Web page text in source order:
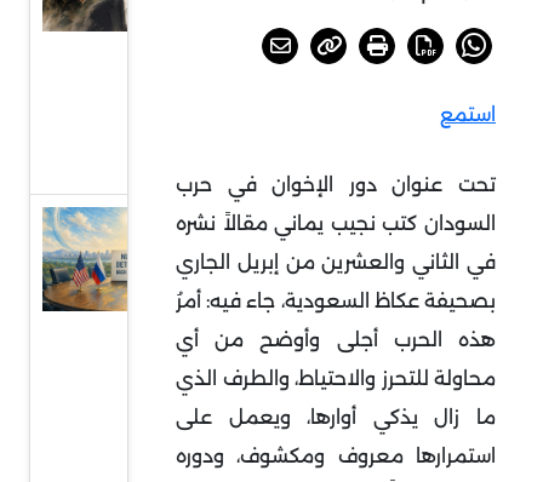
استمع
تحت عنوان دور الإخوان في حرب
السودان كتب نجيب يماني مقالاً نشره
في الثاني والعشرين من إبريل الجاري
بصحيفة عكاظ السعودية، جاء فيه: أمرُ
هذه الحرب أجلى وأوضح من أي
محاولة للتحرز والاحتياط، والطرف الذي
ما زال يذكي أوارها، ويعمل على
استمرارها معروف ومكشوف، ودوره
عودة
الحديث
عن
الردع
النووي
إلى